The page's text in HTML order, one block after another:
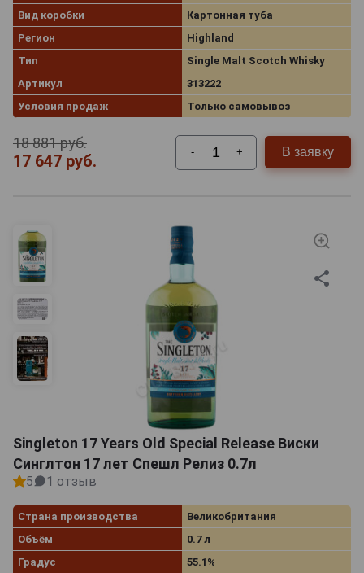
Вид коробки
Картонная туба
Регион
Highland
Тип
Single Malt Scotch Whisky
Артикул
313222
Условия продаж
Только самовывоз
18 881 руб.
17 647 руб. - + В заявку
Singleton 17 Years Old Special Release Виски
Синглтон 17 лет Спешл Релиз 0.7л
5 1 отзыв
Страна производства
Великобритания
Объём
0.7 л
Градус
55.1%